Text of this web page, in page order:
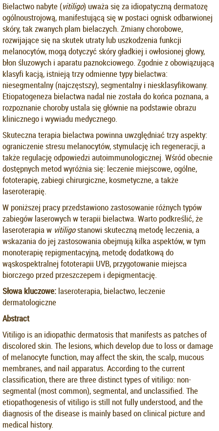
Bielactwo nabyte (vitiligo) uważa się za idiopatyczną dermatozę
ogólnoustrojową, manifestującą się w postaci ognisk odbarwionej
skóry, tak zwanych plam bielaczych. Zmiany chorobowe,
rozwijające się na skutek utraty lub uszkodzenia funkcji
melanocytów, mogą dotyczyć skóry gładkiej i owłosionej głowy,
błon śluzowych i aparatu paznokciowego. Zgodnie z obowiązującą
klasyfi kacją, istnieją trzy odmienne typy bielactwa:
niesegmentalny (najczęstszy), segmentalny i niesklasyfikowany.
Etiopatogeneza bielactwa nadal nie została do końca poznana, a
rozpoznanie choroby ustala się głównie na podstawie obrazu
klinicznego i wywiadu medycznego.
Skuteczna terapia bielactwa powinna uwzględniać trzy aspekty:
ograniczenie stresu melanocytów, stymulację ich regeneracji, a
także regulację odpowiedzi autoimmunologicznej. Wśród obecnie
dostępnych metod wyróżnia się: leczenie miejscowe, ogólne,
fototerapię, zabiegi chirurgiczne, kosmetyczne, a także
laseroterapię.
W poniższej pracy przedstawiono zastosowanie różnych typów
zabiegów laserowych w terapii bielactwa. Warto podkreślić, że
laseroterapia w vitiligostanowi skuteczną metodę leczenia, a
wskazania do jej zastosowania obejmują kilka aspektów, w tym
monoterapię repigmentacyjną, metodę dodatkową do
wąskospektralnej fototerapii UVB, przygotowanie miejsca
biorczego przed przeszczepem i depigmentację.
Słowa kluczowe: laseroterapia, bielactwo, leczenie
dermatologiczne
Abstract
Vitiligo is an idiopathic dermatosis that manifests as patches of
discolored skin. The lesions, which develop due to loss or damage
of melanocyte function, may affect the skin, the scalp, mucous
membranes, and nail apparatus. According to the current
classification, there are three distinct types of vitiligo: non-
segmental (most common), segmental, and unclassified. The
etiopathogenesis of vitiligo is still not fully understood, and the
diagnosis of the disease is mainly based on clinical picture and
medical history.